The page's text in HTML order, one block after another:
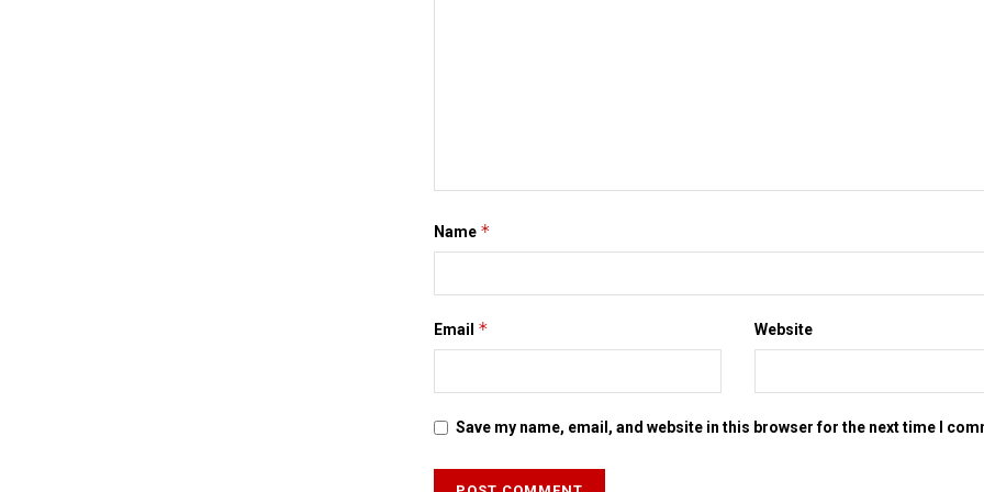
Name *
Email * Website
Save my name, email, and website in this browser for the next time I